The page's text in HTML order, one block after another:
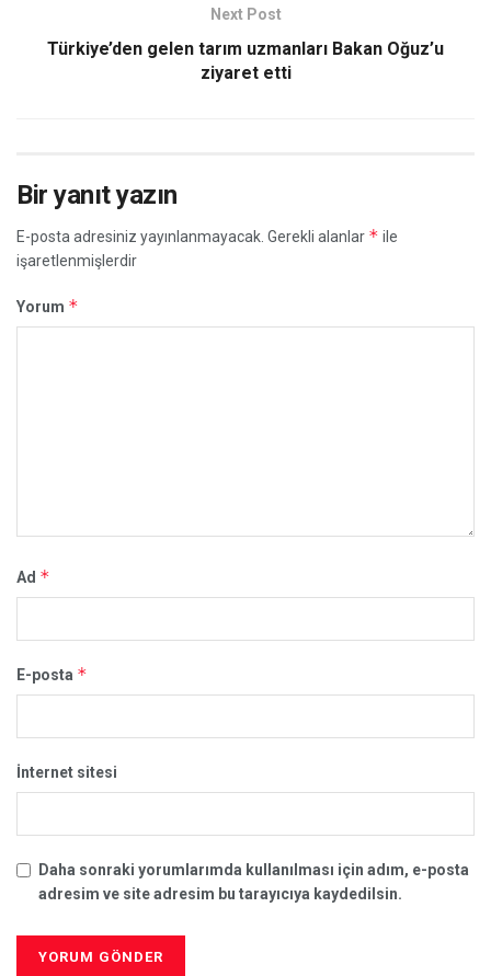
Next Post
Türkiye’den gelen tarım uzmanları Bakan Oğuz’u
ziyaret etti
Bir yanıt yazın
E-posta adresiniz yayınlanmayacak. Gerekli alanlar * ile
işaretlenmişlerdir
Yorum *
Ad *
E-posta *
İnternet sitesi
Daha sonraki yorumlarımda kullanılması için adım, e-posta
adresim ve site adresim bu tarayıcıya kaydedilsin.